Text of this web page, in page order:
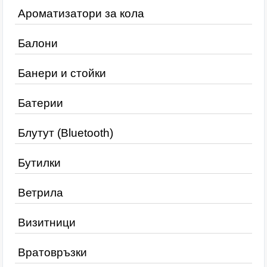
Ароматизатори за кола
Балони
Банери и стойки
Батерии
Блутут (Bluetooth)
Бутилки
Ветрила
Визитници
Вратовръзки